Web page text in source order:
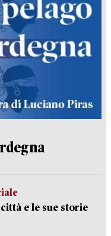
e le sue storie